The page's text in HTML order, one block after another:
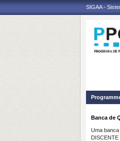
SIGAA -
Banca de
Uma
DISCENTE